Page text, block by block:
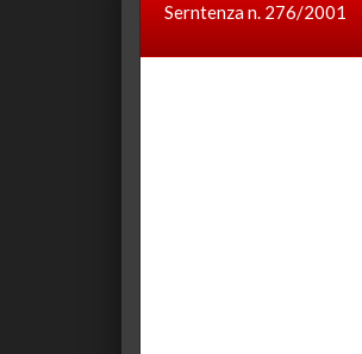
Serntenza n. 276/2001